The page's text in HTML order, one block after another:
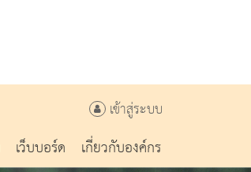
เข้าสู่ระบบ
เว็บบอร์ด เกี่ยวกับองค์กร